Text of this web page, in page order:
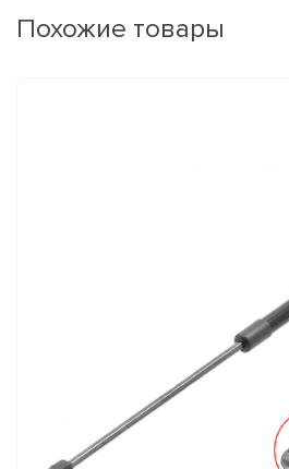
Похожие товары